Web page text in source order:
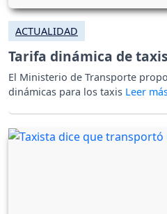
ACTUALIDAD
Tarifa dinámica de
El Ministerio de Transporte
dinámicas para los taxis